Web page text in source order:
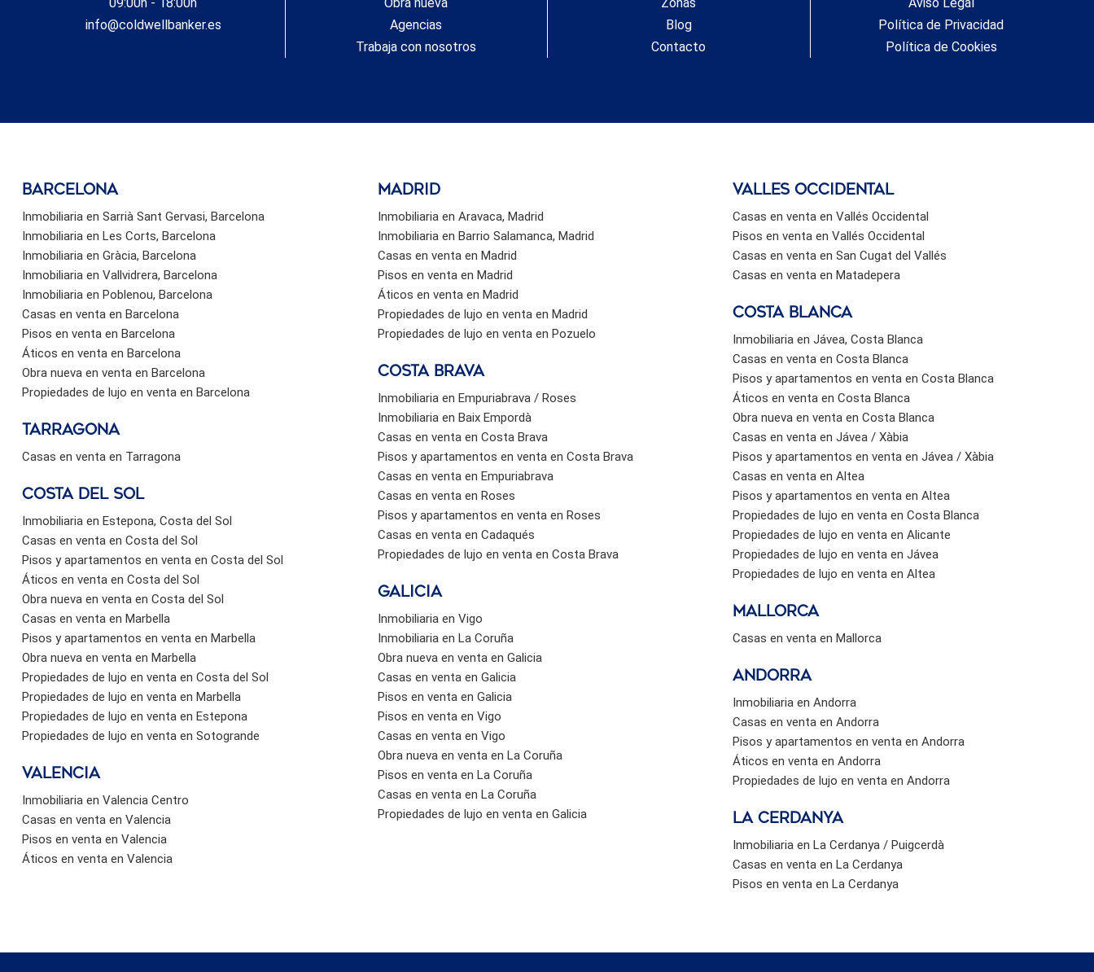
Segunda planta// Buhardilla Gran salón diáfano de unos
70 m², muy luminoso, ideal como estudio, sala de ocio o
solárium Ideal para vivienda familiar amplia, Casa rural o
info@coldwellbanker.es
Agencias
Trabaja con nosotros
Blog
Contacto
Política de Privacidad
Política de Cookies
barcelona
Inmobiliaria en Sarrià Sant Gervasi, Barcelona
Inmobiliaria en Les Corts, Barcelona
Inmobiliaria en Gràcia, Barcelona
Inmobiliaria en Vallvidrera, Barcelona
Inmobiliaria en Poblenou, Barcelona
Casas en venta en Barcelona
Pisos en venta en Barcelona
Áticos en venta en Barcelona
Obra nueva en venta en Barcelona
Propiedades de lujo en venta en Barcelona
Tarragona
Casas en venta en Tarragona
Costa del sol
Inmobiliaria en Estepona, Costa del Sol
Casas en venta en Costa del Sol
Pisos y apartamentos en venta en Costa del Sol
Áticos en venta en Costa del Sol
Obra nueva en venta en Costa del Sol
Casas en venta en Marbella
Pisos y apartamentos en venta en Marbella
Obra nueva en venta en Marbella
Propiedades de lujo en venta en Costa del Sol
Propiedades de lujo en venta en Marbella
Propiedades de lujo en venta en Estepona
Propiedades de lujo en venta en Sotogrande
valencia
Inmobiliaria en Valencia Centro
Casas en venta en Valencia
Pisos en venta en Valencia
Áticos en venta en Valencia
Madrid
Inmobiliaria en Aravaca, Madrid
Inmobiliaria en Barrio Salamanca, Madrid
Casas en venta en Madrid
Pisos en venta en Madrid
Áticos en venta en Madrid
Propiedades de lujo en venta en Madrid
Propiedades de lujo en venta en Pozuelo
Costa brava
Inmobiliaria en Empuriabrava / Roses
Inmobiliaria en Baix Empordà
Casas en venta en Costa Brava
Pisos y apartamentos en venta en Costa Brava
Casas en venta en Empuriabrava
Casas en venta en Roses
Pisos y apartamentos en venta en Roses
Casas en venta en Cadaqués
Propiedades de lujo en venta en Costa Brava
Galicia
Inmobiliaria en Vigo
Inmobiliaria en La Coruña
Obra nueva en venta en Galicia
Casas en venta en Galicia
Pisos en venta en Galicia
Pisos en venta en Vigo
Casas en venta en Vigo
Obra nueva en venta en La Coruña
Pisos en venta en La Coruña
Casas en venta en La Coruña
Propiedades de lujo en venta en Galicia
valles occidental
Casas en venta en Vallés Occidental
Pisos en venta en Vallés Occidental
Casas en venta en San Cugat del Vallés
Casas en venta en Matadepera
Costa Blanca
Inmobiliaria en Jávea, Costa Blanca
Casas en venta en Costa Blanca
Pisos y apartamentos en venta en Costa Blanca
Áticos en venta en Costa Blanca
Obra nueva en venta en Costa Blanca
Casas en venta en Jávea / Xàbia
Pisos y apartamentos en venta en Jávea / Xàbia
Casas en venta en Altea
Pisos y apartamentos en venta en Altea
Propiedades de lujo en venta en Costa Blanca
Propiedades de lujo en venta en Alicante
Propiedades de lujo en venta en Jávea
Propiedades de lujo en venta en Altea
Mallorca
Casas en venta en Mallorca
Andorra
Inmobiliaria en Andorra
Casas en venta en Andorra
Pisos y apartamentos en venta en Andorra
Áticos en venta en Andorra
Propiedades de lujo en venta en Andorra
La Cerdanya
Inmobiliaria en La Cerdanya / Puigcerdà
Casas en venta en La Cerdanya
Pisos en venta en La Cerdanya